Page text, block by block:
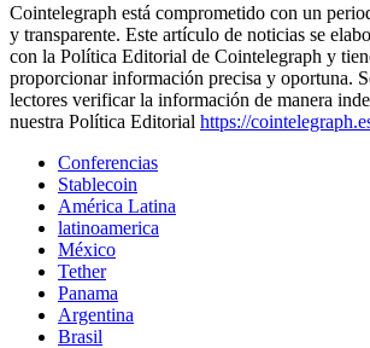
Cointelegraph está comprometido con un
y transparente. Este artículo de noticias se
con la Política Editorial de Cointelegraph y
proporcionar información precisa y oportuna.
lectores verificar la información de manera
nuestra Política Editorial https://
Conferencias
Stablecoin
América Latina
latinoamerica
México
Tether
Panama
Argentina
Brasil